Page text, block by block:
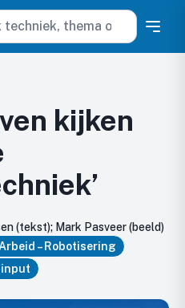
kijken
(tekst); Mark Pasveer (beeld)
– Robotisering
input